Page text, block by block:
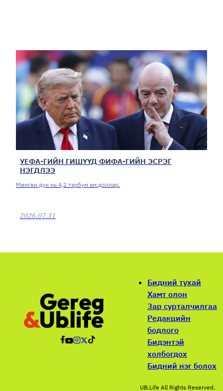
УЕФА-ГИЙН ГИШҮҮД ФИФА-ГИЙН ЭСРЭГ
НЭГДЛЭЭ
Мөнгөн дүн нь 4,2 тэрбум ам.доллар.
2026.07.31
Бидний тухай
Хамт олон
Зар сурталчилгаа
Редакцийн
бодлого
Бидэнтэй
холбогдох
Бидний нэг болох
UB.Life All Rights Reserved.